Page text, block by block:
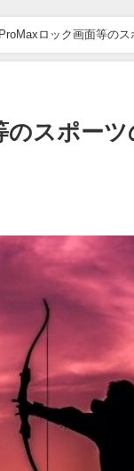
ロック画面等の
スポー